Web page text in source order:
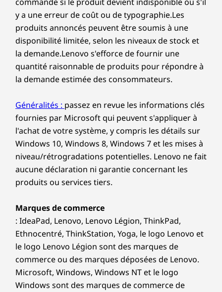
y a une erreur de coût ou de typographie.Les
produits annoncés peuvent être soumis à une
disponibilité limitée, selon les niveaux de stock et
la demande.Lenovo s'efforce de fournir une
quantité raisonnable de produits pour répondre à
la demande estimée des consommateurs.
Généralités : passez en revue les informations clés
fournies par Microsoft qui peuvent s'appliquer à
l'achat de votre système, y compris les détails sur
Windows 10, Windows 8, Windows 7 et les mises à
niveau/rétrogradations potentielles. Lenovo ne fait
aucune déclaration ni garantie concernant les
produits ou services tiers.
Marques de commerce
: IdeaPad, Lenovo, Lenovo Légion, ThinkPad,
Ethnocentré, ThinkStation, Yoga, le logo Lenovo et
le logo Lenovo Légion sont des marques de
commerce ou des marques déposées de Lenovo.
Microsoft, Windows, Windows NT et le logo
Windows sont des marques de commerce de